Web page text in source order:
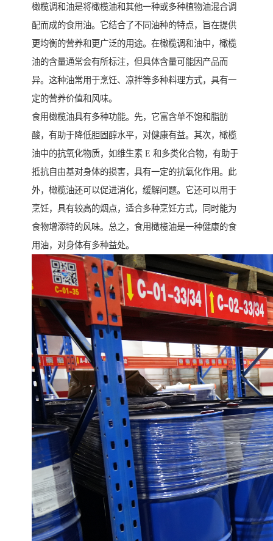
橄榄调和油是将橄榄油和其他一种或多种植物油混合调
配而成的食用油。它结合了不同油种的特点，旨在提供
更均衡的营养和更广泛的用途。在橄榄调和油中，橄榄
油的含量通常会有所标注，但具体含量可能因产品而
异。这种油常用于烹饪、凉拌等多种料理方式，具有一
定的营养价值和风味。
食用橄榄油具有多种功能。先，它富含单不饱和脂肪
酸，有助于降低胆固醇水平，对健康有益。其次，橄榄
油中的抗氧化物质，如维生素 E 和多类化合物，有助于
抵抗自由基对身体的损害，具有一定的抗氧化作用。此
外，橄榄油还可以促进消化，缓解问题。它还可以用于
烹饪，具有较高的烟点，适合多种烹饪方式，同时能为
食物增添特的风味。总之，食用橄榄油是一种健康的食
用油，对身体有多种益处。